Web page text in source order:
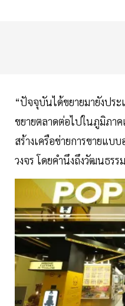
“ปัจจุบันได้ขยายมายังประ
ขยายตลาดต่อไปในภูมิภาค
สร้างเครือข่ายการขายแ
วงจร โดยคำนึงถึงวัฒนธร